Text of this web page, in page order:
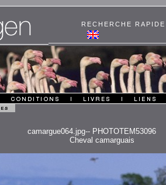
RECHERCHE RAPIDE
camargue064.jpg-- PHOTOTEM53096
Cheval camarguais